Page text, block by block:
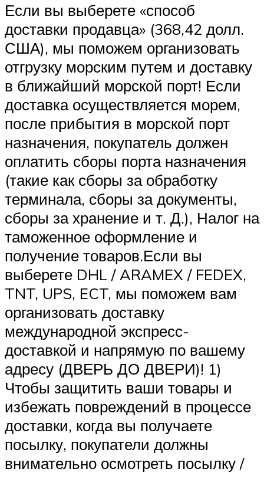
Если вы выберете «способ
доставки продавца» (368,42 долл.
США), мы поможем организовать
отгрузку морским путем и доставку
в ближайший морской порт! Если
доставка осуществляется морем,
после прибытия в морской порт
назначения, покупатель должен
оплатить сборы порта назначения
(такие как сборы за обработку
терминала, сборы за документы,
сборы за хранение и т. Д.), Налог на
таможенное оформление и
получение товаров.Если вы
выберете DHL / ARAMEX / FEDEX,
TNT, UPS, ECT, мы поможем вам
организовать доставку
международной экспресс-
доставкой и напрямую по вашему
адресу (ДВЕРЬ ДО ДВЕРИ)! 1)
Чтобы защитить ваши товары и
избежать повреждений в процессе
доставки, когда вы получаете
посылку, покупатели должны
внимательно осмотреть посылку /